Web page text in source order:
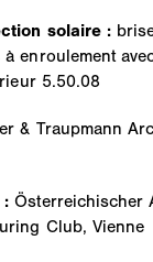
solaire :
enroulement
5.50.08
& Traupmann
:Österreichischer
Club, Vienne